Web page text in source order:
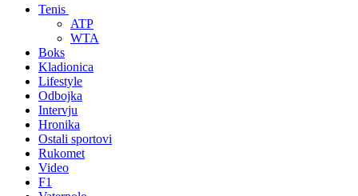
Tenis
ATP
WTA
Boks
Kladionica
Lifestyle
Odbojka
Intervju
Hronika
Ostali sportovi
Rukomet
Video
F1